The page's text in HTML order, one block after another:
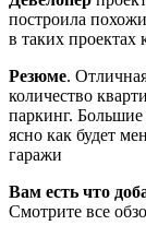
построила
в таких
Резюме.
количество
паркинг.
ясно как будет
гаражи
Вам есть что
Смотрите все